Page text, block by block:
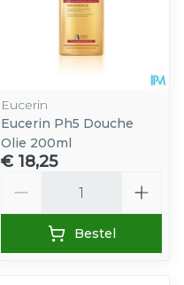
Eucerin
Eucerin Ph5 Douche
Olie 200ml
€ 18,25
Bestel